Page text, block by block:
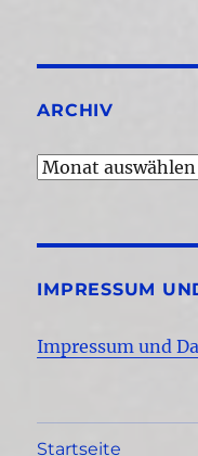
ARCHIV
Archiv
IMPRESSUM
Impressum und
Startseite